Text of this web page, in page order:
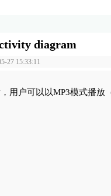
diagram
27 15:33:11
用户可以以MP3模式播